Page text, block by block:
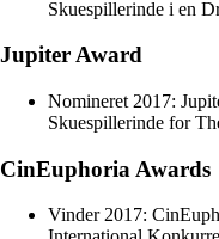
Skuespillerinde i en
Jupiter Award
Nomineret 2017:
Skuespillerinde for
CinEuphoria Awards
Vinder 2017: